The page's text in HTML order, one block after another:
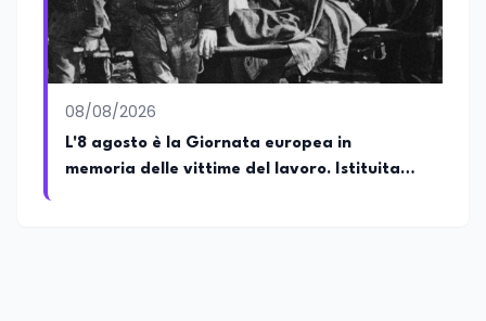
08/08/2026
L'8 agosto è la Giornata europea in
memoria delle vittime del lavoro. Istituita